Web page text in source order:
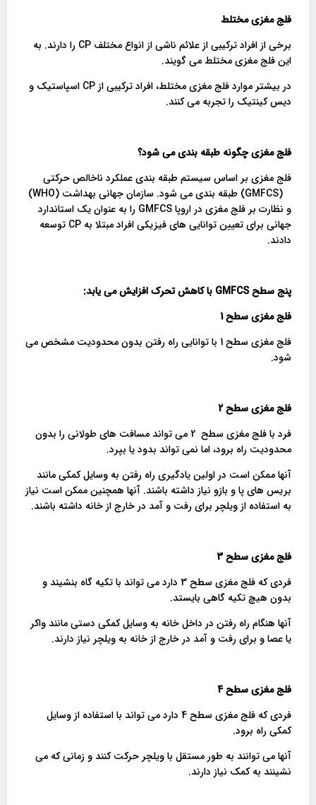
فلج مغزی مختلط
برخی از افراد ترکیبی از علائم ناشی از انواع مختلف CP را دارند. به
این فلج مغزی مختلط می گویند.
در بیشتر موارد فلج مغزی مختلط، افراد ترکیبی از CP اسپاستیک و
دیس کینتیک را تجربه می کنند.
فلج مغزی چگونه طبقه بندی می شود؟
فلج مغزی بر اساس سیستم طبقه بندی عملکرد ناخالص حرکتی
(GMFCS) طبقه بندی می شود. سازمان جهانی بهداشت (WHO)
و نظارت بر فلج مغزی در اروپا GMFCS را به عنوان یک استاندارد
جهانی برای تعیین توانایی های فیزیکی افراد مبتلا به CP توسعه
دادند.
پنج سطحGMFCS با کاهش تحرک افزایش می یابد:
فلج مغزی سطح 1
فلج مغزی سطح 1 با توانایی راه رفتن بدون محدودیت مشخص می
شود.
فلج مغزی سطح 2
فرد با فلج مغزی سطح 2 می تواند مسافت های طولانی را بدون
محدودیت راه برود، اما نمی تواند بدود یا بپرد.
آنها ممکن است در اولین یادگیری راه رفتن به وسایل کمکی مانند
بریس های پا و بازو نیاز داشته باشند. آنها همچنین ممکن است نیاز
به استفاده از ویلچر برای رفت و آمد در خارج از خانه داشته باشند.
فلج مغزی سطح 3
فردی که فلج مغزی سطح 3 دارد می تواند با تکیه گاه بنشیند و
بدون هیچ تکیه گاهی بایستد.
آنها هنگام راه رفتن در داخل خانه به وسایل کمکی دستی مانند واکر
یا عصا و برای رفت و آمد در خارج از خانه به ویلچر نیاز دارند.
فلج مغزی سطح 4
فردی که فلج مغزی سطح 4 دارد می تواند با استفاده از وسایل
کمکی راه برود.
آنها می توانند به طور مستقل با ویلچر حرکت کنند و زمانی که می
نشینند به کمک نیاز دارند.